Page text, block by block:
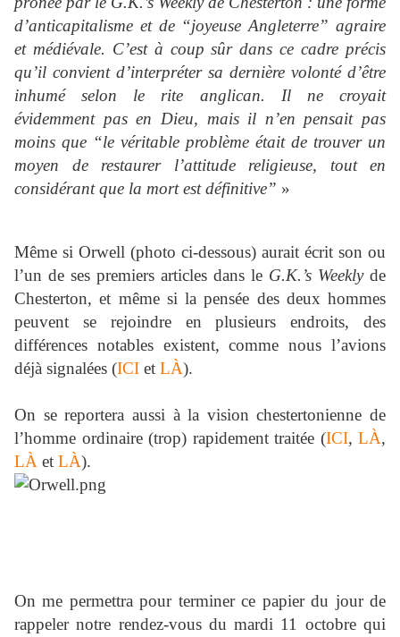
d’anticapitalisme et de “joyeuse Angleterre” agraire
et médiévale. C’est à coup sûr dans ce cadre précis
qu’il convient d’interpréter sa dernière volonté d’être
inhumé selon le rite anglican. Il ne croyait
évidemment pas en Dieu, mais il n’en pensait pas
moins que “le véritable problème était de trouver un
moyen de restaurer l’attitude religieuse, tout en
considérant que la mort est définitive” »
Même si Orwell (photo ci-dessous) aurait écrit son ou
l’un de ses premiers articles dans le G.K.’s Weeklyde
Chesterton, et même si la pensée des deux hommes
peuvent se rejoindre en plusieurs endroits, des
différences notables existent, comme nous l’avions
déjà signalées (ICI et LÀ).
On se reportera aussi à la vision chestertonienne de
l’homme ordinaire (trop) rapidement traitée (ICI, LÀ,
LÀ et LÀ).
On me permettra pour terminer ce papier du jour de
rappeler notre rendez-vous du mardi 11 octobre qui